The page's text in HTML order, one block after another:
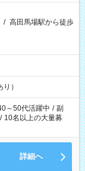
/ 高田馬場駅から徒歩
）
～50代活躍中 / 副
/ 10名以上の大量募
詳細へ